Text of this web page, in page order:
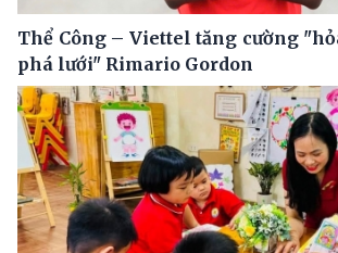
Thể Công – Viettel tăng cường
phá lưới" Rimario Gordon